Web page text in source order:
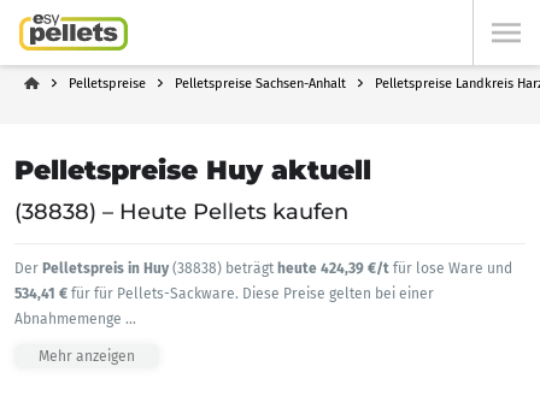
Pelletspreise Pelletspreise Sachsen-Anhalt Pelletspreise Landkreis
Pelletspreise Huy aktuell
(38838) – Heute Pellets kaufen
Der Pelletspreis in Huy (38838) beträgt heute 424,39 €/t für lose Ware und
534,41 € für für Pellets-Sackware. Diese Preise gelten bei einer
Abnahmemenge ...
Mehr anzeigen